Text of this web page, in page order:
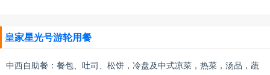
皇家星光号游轮用餐
中西自助餐：餐包、吐司、松饼，冷盘及中式凉菜，热菜，汤品，蔬